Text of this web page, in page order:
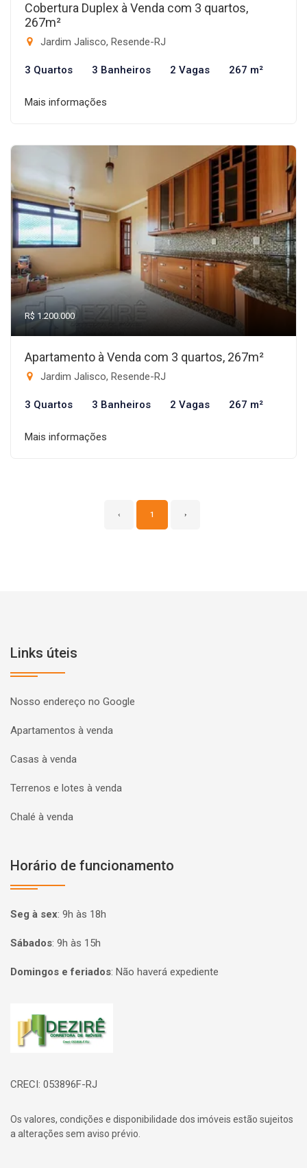
Cobertura Duplex à Venda com 3 quartos,
267m²
Jardim Jalisco, Resende-RJ
3 Quartos 3 Banheiros 2 Vagas 267 m²
Mais informações
R$ 1.200.000
Apartamento à Venda com 3 quartos, 267m²
Jardim Jalisco, Resende-RJ
3 Quartos 3 Banheiros 2 Vagas 267 m²
Mais informações
‹ 1 ›
Links úteis
Nosso endereço no Google
Apartamentos à venda
Casas à venda
Terrenos e lotes à venda
Chalé à venda
Horário de funcionamento
Seg à sex: 9h às 18h
Sábados: 9h às 15h
Domingos e feriados: Não haverá expediente
Página inicial
CRECI: 053896F-RJ
Os valores, condições e disponibilidade dos imóveis estão sujeitos
a alterações sem aviso prévio.